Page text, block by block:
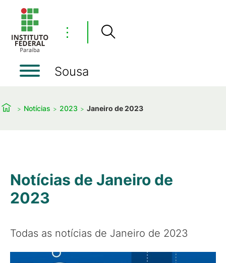
⋮
Sousa
Notícias 2023 Janeiro de 2023
Notícias de Janeiro de
2023
Todas as notícias de Janeiro de 2023